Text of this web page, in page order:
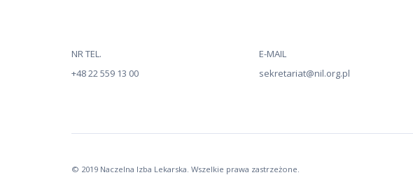
NR TEL.
+48 22 559 13 00
E-MAIL
sekretariat@nil.org.pl
© 2019 Naczelna Izba Lekarska. Wszelkie prawa zastrzeżone.